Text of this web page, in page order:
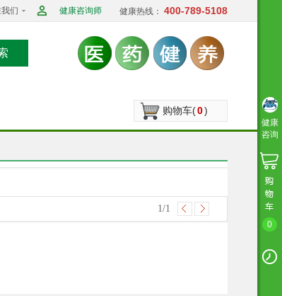
们 健康咨询师 健康热线： 400-789-5108
购物车(0)
1/1
健康
咨询
0